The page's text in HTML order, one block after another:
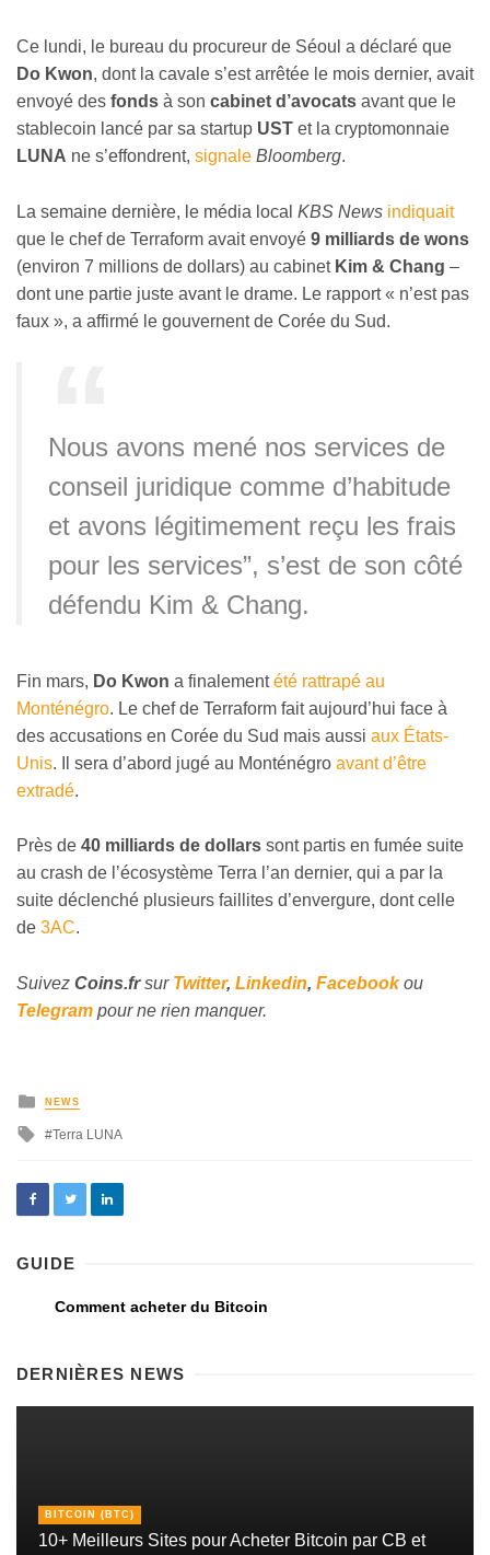
Ce lundi, le bureau du procureur de Séoul a déclaré que
Do Kwon, dont la cavale s’est arrêtée le mois dernier, avait
envoyé des fonds à son cabinet d’avocats avant que le
stablecoin lancé par sa startup UST et la cryptomonnaie
LUNA ne s’effondrent, signale Bloomberg.
La semaine dernière, le média local KBS News indiquait
que le chef de Terraform avait envoyé 9 milliards de wons
(environ 7 millions de dollars) au cabinet Kim & Chang –
dont une partie juste avant le drame. Le rapport « n’est pas
faux », a affirmé le gouvernent de Corée du Sud.
Nous avons mené nos services de
conseil juridique comme d’habitude
et avons légitimement reçu les frais
pour les services”, s’est de son côté
défendu Kim & Chang.
Fin mars, Do Kwon a finalementété rattrapé au
Monténégro. Le chef de Terraform fait aujourd’hui face à
des accusations en Corée du Sud mais aussi aux États-
Unis. Il sera d’abord jugé au Monténégro avant d’être
extradé.
Près de 40 milliards de dollars sont partis en fumée suite
au crash de l’écosystème Terra l’an dernier, qui a par la
suite déclenché plusieurs faillites d’envergure, dont celle
de 3AC.
Suivez Coins.frsur Twitter, Linkedin, Facebookou
Telegram pour ne rien manquer.
NEWS
Terra LUNA
GUIDE
Comment acheter du Bitcoin
DERNIÈRES NEWS
BITCOIN (BTC)
10+ Meilleurs Sites pour Acheter Bitcoin par CB et